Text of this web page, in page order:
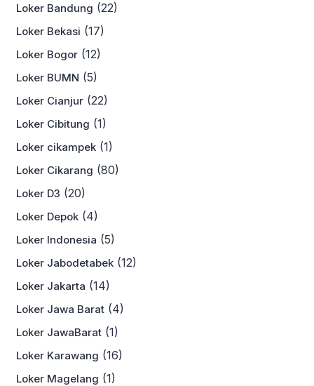
Loker Bandung (22)
Loker Bekasi (17)
Loker Bogor (12)
Loker BUMN (5)
Loker Cianjur (22)
Loker Cibitung (1)
Loker cikampek (1)
Loker Cikarang (80)
Loker D3 (20)
Loker Depok (4)
Loker Indonesia (5)
Loker Jabodetabek (12)
Loker Jakarta (14)
Loker Jawa Barat (4)
Loker JawaBarat (1)
Loker Karawang (16)
Loker Magelang (1)